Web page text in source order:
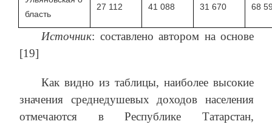
бласть
27 112 41 088 31 670 68
Источник: составлено автором на основе
[19]
Как видно из таблицы, наиболее высокие
значения среднедушевых доходов населения
отмечаются в Республике Татарстан,